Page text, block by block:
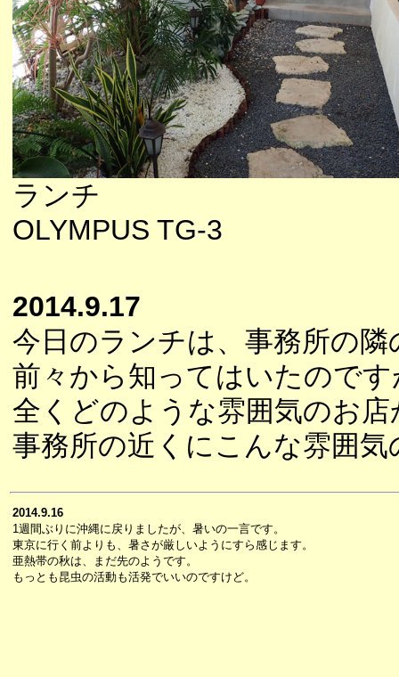
ランチ
OLYMPUS TG-3
2014.9.17
今日のランチは、事務所の
前々から知ってはいたので
全くどのような雰囲気のお
事務所の近くにこんな雰囲
2014.9.16
1週間ぶりに沖縄に戻りましたが、暑いの一言です。
東京に行く前よりも、暑さが厳しいようにすら感じます。
亜熱帯の秋は、まだ先のようです。
もっとも昆虫の活動も活発でいいのですけど。